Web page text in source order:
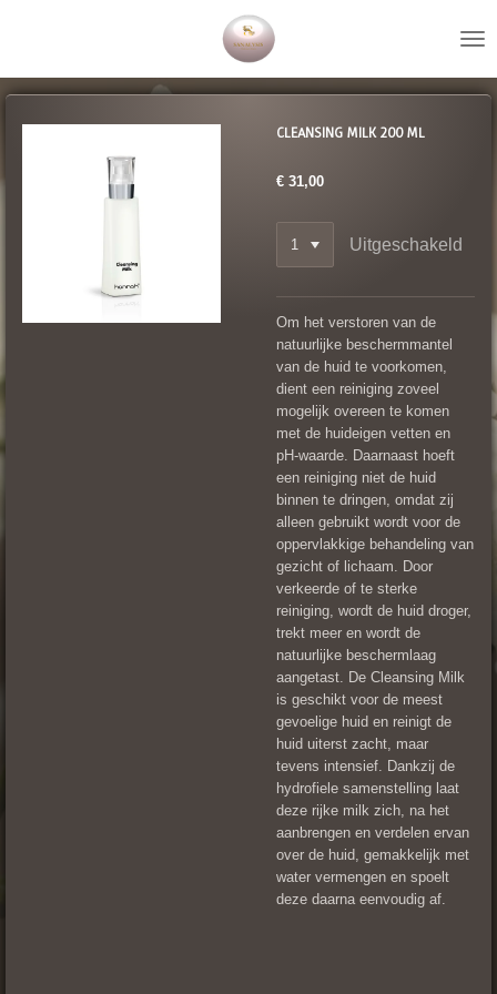
de
CLEANSING MILK 200 ML
€ 31,00
Uitgeschakeld
Om het verstoren van de
natuurlijke beschermmantel
van de huid te voorkomen,
dient een reiniging zoveel
mogelijk overeen te komen
met de huideigen vetten en
pH-waarde. Daarnaast hoeft
een reiniging niet de huid
binnen te dringen, omdat zij
alleen gebruikt wordt voor de
oppervlakkige behandeling van
gezicht of lichaam. Door
verkeerde of te sterke
reiniging, wordt de huid droger,
trekt meer en wordt de
natuurlijke beschermlaag
aangetast. De Cleansing Milk
is geschikt voor de meest
gevoelige huid en reinigt de
huid uiterst zacht, maar
tevens intensief. Dankzij de
hydrofiele samenstelling laat
deze rijke milk zich, na het
aanbrengen en verdelen ervan
over de huid, gemakkelijk met
water vermengen en spoelt
deze daarna eenvoudig af.